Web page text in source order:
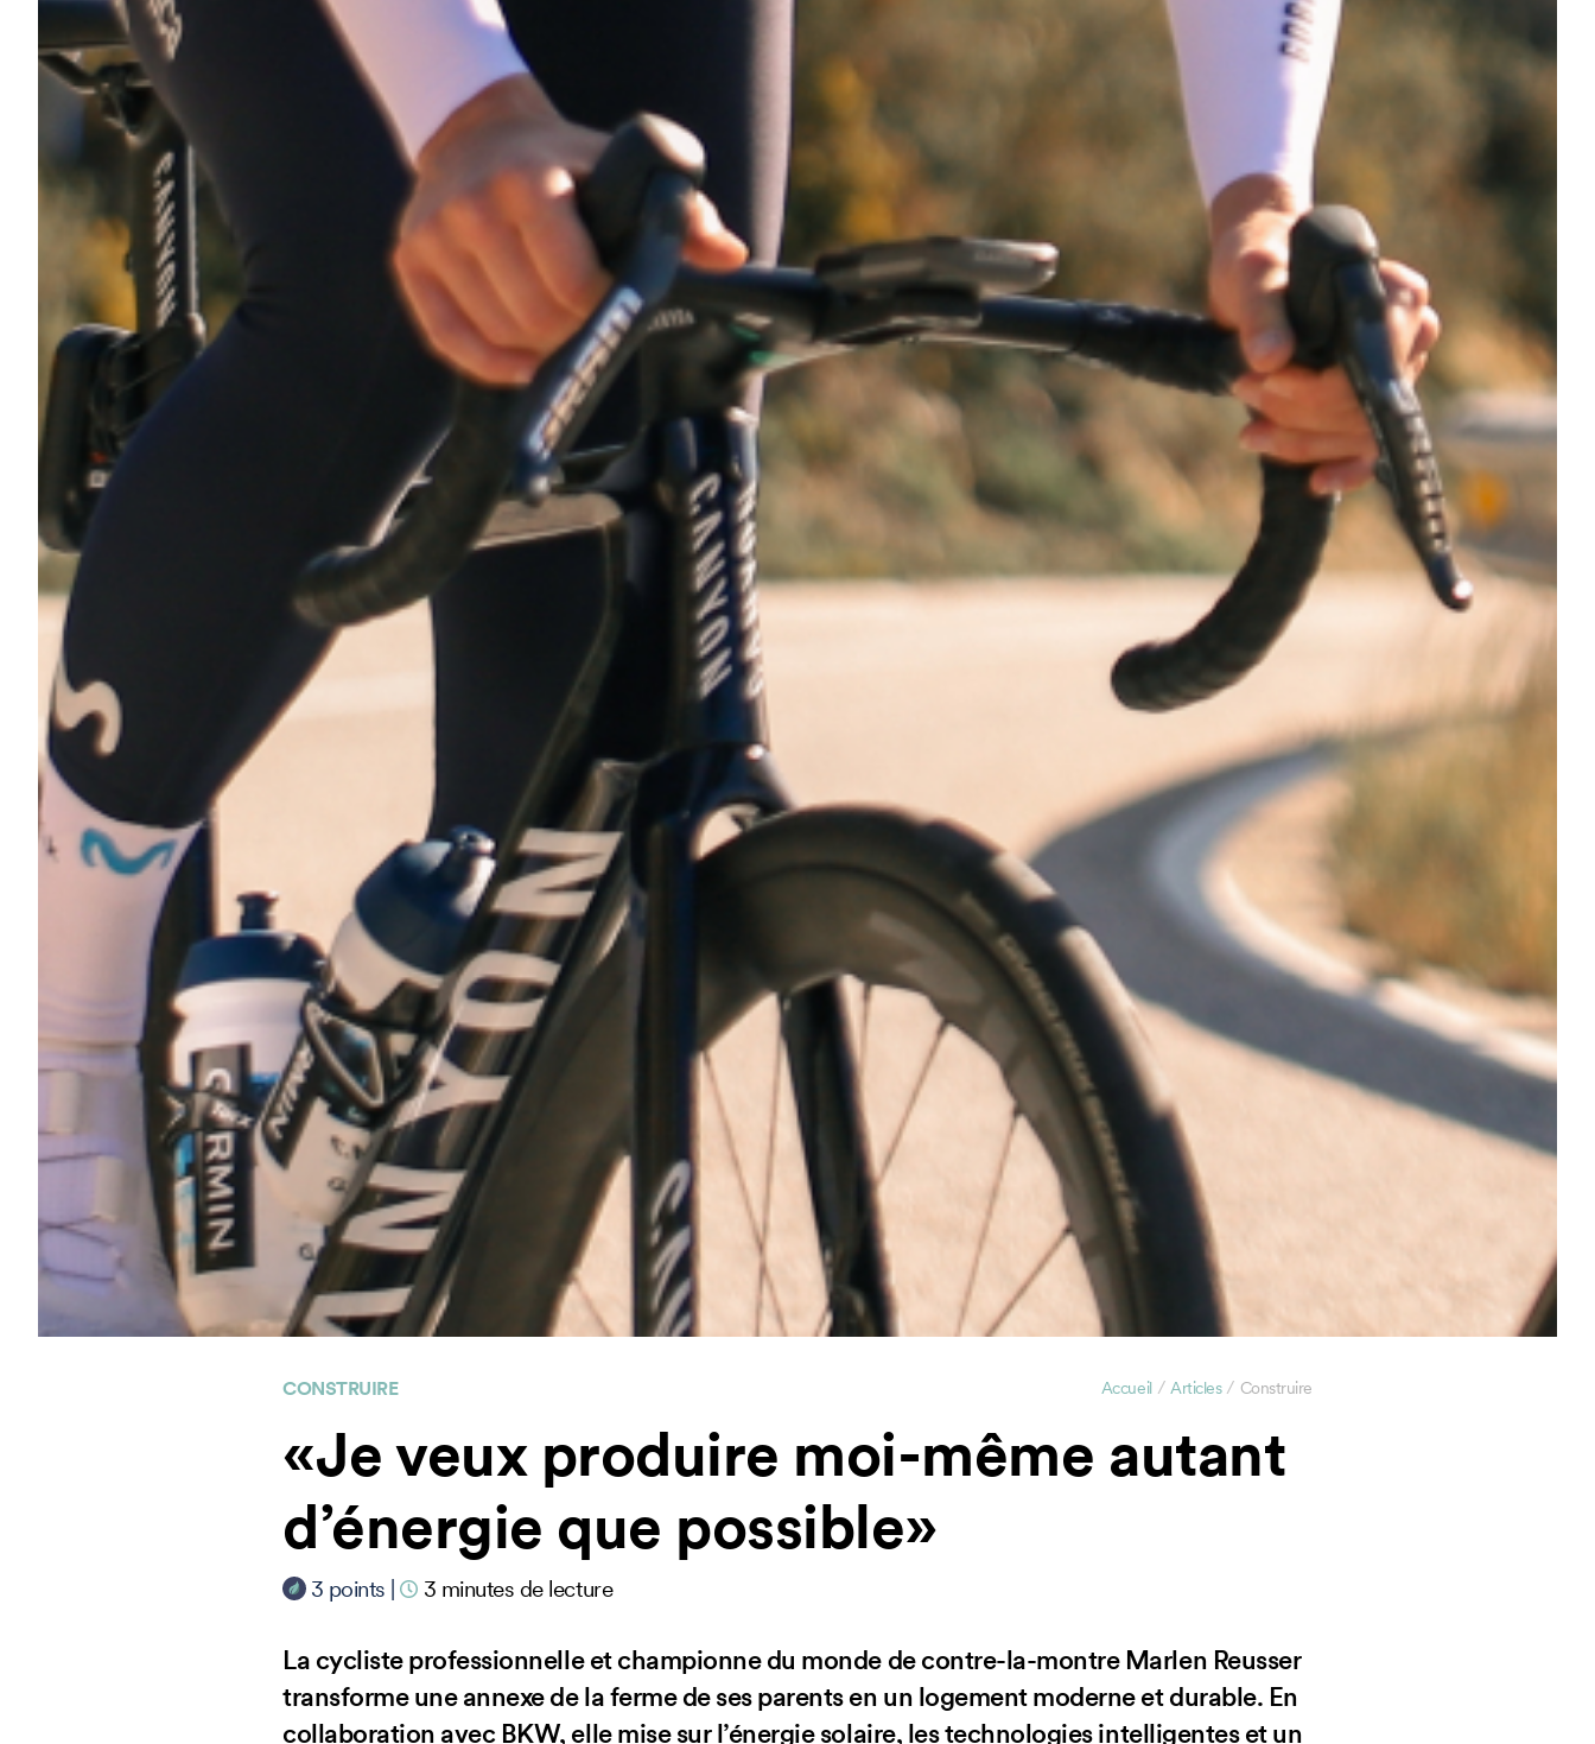
CONSTRUIRE Accueil / Articles / Construire
«Je veux produire moi-même autant
d’énergie que possible»
3 points | 3 minutes de lecture
La cycliste professionnelle et championne du monde de contre-la-montre Marlen Reusser
transforme une annexe de la ferme de ses parents en un logement moderne et durable. En
collaboration avec BKW, elle mise sur l’énergie solaire, les technologies intelligentes et un